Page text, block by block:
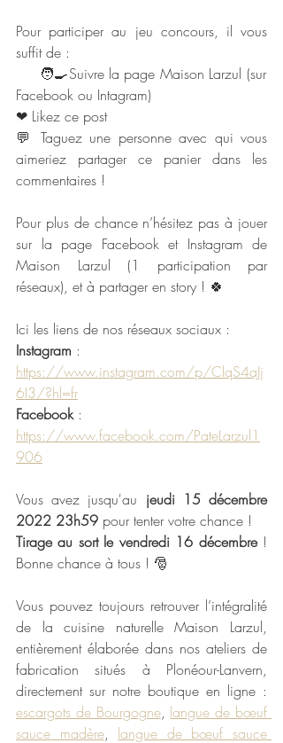
Pour participer au jeu concours, il vous
suffit de :
Facebook ou Intagram)
❤ Likez ce post
💬 Taguez une personne avec qui vous
aimeriez partager ce panier dans les
commentaires !
Pour plus de chance n’hésitez pas à jouer
sur la page Facebook et Instagram de
Maison Larzul (1 participation par
réseaux), et à partager en story ! 🍀
Ici les liens de nos réseaux sociaux :
Instagram :
https://www.instagram.com/p/ClqS4aJj
6I3/?hl=fr
Facebook :
https://www.facebook.com/PateLarzul1
906
Vous avez jusqu'au jeudi 15 décembre
2022 23h59 pour tenter votre chance !
Tirage au sort le vendredi 16 décembre !
Bonne chance à tous ! 🎅
Vous pouvez toujours retrouver l’intégralité
de la cuisine naturelle Maison Larzul,
entièrement élaborée dans nos ateliers de
fabrication situés à Plonéour-Lanvern,
escargots de Bourgogne, langue de bœuf
sauce madère, langue de bœuf sauce